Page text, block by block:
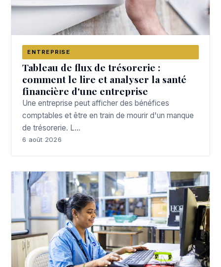
ENTREPRISE
Tableau de flux de trésorerie :
comment le lire et analyser la santé
financière d'une entreprise
Une entreprise peut afficher des bénéfices
comptables et être en train de mourir d'un manque
de trésorerie. L…
6 août 2026